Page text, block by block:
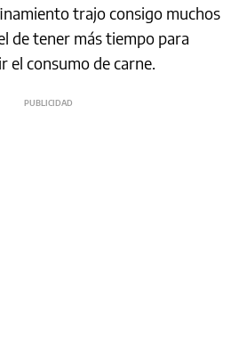
trajo consigo muchos
de tener más tiempo para
el consumo de carne.